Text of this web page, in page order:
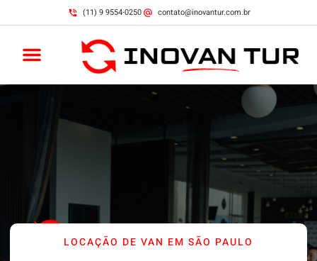
(11) 9 9554-0250 contato@inovantur.com.br
LOCAÇÃO DE VAN EM SÃO PAULO